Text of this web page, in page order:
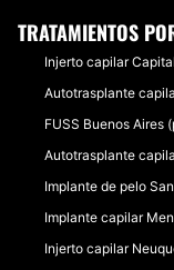
TRATAMIENTOS
Injerto capilar
Autotrasplante
FUSS Buenos Aires
Autotrasplante
Implante de pelo
Implante capilar
Injerto capilar